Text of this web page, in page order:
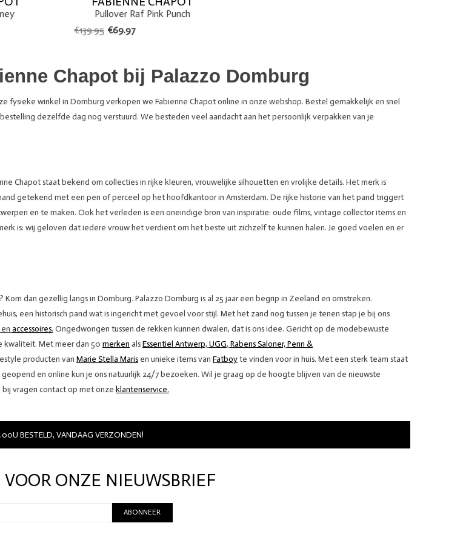
Pullover Raf Pink Punch
€139.95 €69.97
Chapot bij Palazzo Domburg
fysieke winkel in Domburg verkopen we Fabienne Chapot online in onze webshop. Bestel gemakkelijk en snel
dezelfde dag nog verstuurd. We besteden veel aandacht aan het persoonlijk verpakken van je
Chapot staat bekend om collecties in rijke kleuren, vrouwelijke silhouetten en vrolijke details. Het merk is
getekend met een pen of perceel op het hoofdkantoor in Amsterdam. De rijke historie van het pand triggert
en te maken. Ook het verleden is een oneindige bron van inspiratie: oude films, vintage collector items en
is: wij geloven dat iedere vrouw het verdient om het beste uit zichzelf te kunnen halen. Je goed voelen en er
dan gezellig langs in Domburg. Palazzo Domburg is al 25 jaar een begrip in Zeeland en omstreken.
een historisch pand wat is ingericht met gevoel voor stijl. Met het zand nog tussen je tenen stap je bij ons
en accessoires. Ongedwongen tussen de rekken kunnen dwalen, dat is ons idee. Gericht op de modebewuste
kwaliteit. Met meer dan 50 merken alsEssentiel Antwerp, UGG, Rabens Saloner, Penn &
producten van Marie Stella Maris en unieke items van Fatboyte vinden voor in huis. Met een sterk team staat
en online kun je ons natuurlijk 24/7 bezoeken. Wil je graag op de hoogte blijven van de nieuwste
bij vragen contact op met onze klantenservice.
BESTELD, VANDAAG VERZONDEN!
VOOR ONZE NIEUWSBRIEF
ABONNEER